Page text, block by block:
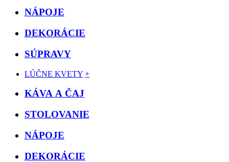
NÁPOJE
DEKORÁCIE
SÚPRAVY
LÚČNE KVETY +
KÁVA A ČAJ
STOLOVANIE
NÁPOJE
DEKORÁCIE